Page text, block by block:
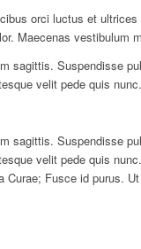
orci luctus et
Maecenas vestibulum
sagittis. Suspendisse
velit pede quis nunc.
sagittis. Suspendisse
velit pede quis
Fusce id purus.